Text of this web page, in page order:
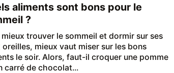
aliments sont bons pour le
?
mieux trouver le sommeil et dormir sur ses
oreilles, mieux vaut miser sur les bons
le soir. Alors, faut-il croquer une pomme
carré de chocolat...